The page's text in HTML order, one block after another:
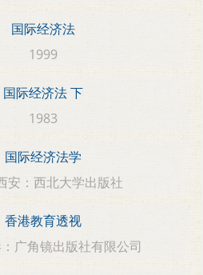
国际经济法
1999
国际经济法 下
1983
国际经济法学
安：西北大学出版社
香港教育透视
广角镜出版社有限公司